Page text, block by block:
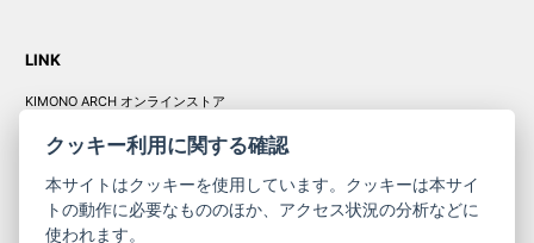
LINK
KIMONO ARCH オンラインストア
クッキー利用に関する確認
本サイトはクッキーを使用しています。クッキーは本サイ
トの動作に必要なもののほか、アクセス状況の分析などに
使われます。